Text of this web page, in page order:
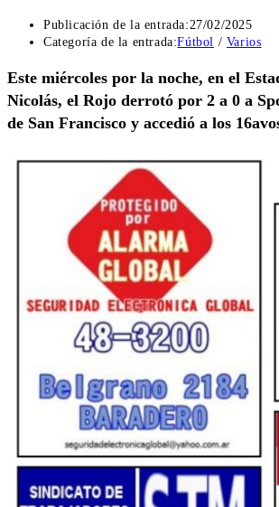
Publicación de la entrada:27/02/2025
Categoría de la entrada:Fútbol / Varios
Este miércoles por la noche, en el
Nicolás, el Rojo derrotó por 2 a 0 a
de San Francisco y accedió a los